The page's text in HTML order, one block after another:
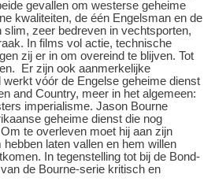
gevallen om westerse geheime
kwaliteiten, de één Engelsman en de
slim, zeer bedreven in vechtsporten,
In films vol actie, technische
zij er in om overeind te blijven. Tot
Er zijn ook aanmerkelijke
vóór de Engelse geheime dienst
and Country, meer in het algemeen:
imperialisme. Jason Bourne
geheime dienst die nog
te overleven moet hij aan zijn
laten vallen en hem willen
In tegenstelling tot bij de Bond-
de Bourne-serie kritisch en